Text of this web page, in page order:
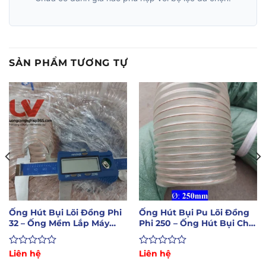
SẢN PHẨM TƯƠNG TỰ
Ống Hút Bụi Lõi Đồng Phi
32 – Ống Mềm Lắp Máy
Hút Bụi CNC
Được
Liên hệ
Ống Hút Bụi Pu Lõi Đồng
Phi 250 – Ống Hút Bụi Chịu
Nhiệt 125oC
Được
Liên hệ